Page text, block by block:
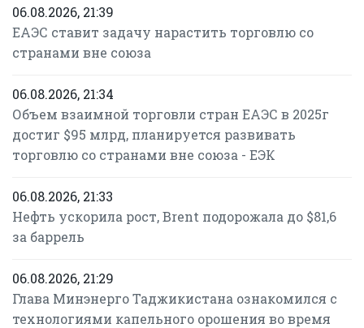
06.08.2026, 21:39
ЕАЭС ставит задачу нарастить торговлю со
странами вне союза
06.08.2026, 21:34
Объем взаимной торговли стран ЕАЭС в 2025г
достиг $95 млрд, планируется развивать
торговлю со странами вне союза - ЕЭК
06.08.2026, 21:33
Нефть ускорила рост, Brent подорожала до $81,6
за баррель
06.08.2026, 21:29
Глава Минэнерго Таджикистана ознакомился с
технологиями капельного орошения во время